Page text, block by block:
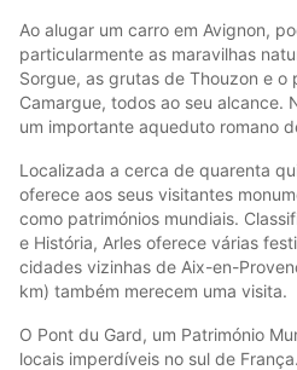
Ao alugar um carro em Avignon,
particularmente as maravilhas
Sorgue, as grutas de Thouzon e o
Camargue, todos ao seu alcance.
um importante aqueduto romano
Localizada a cerca de quarenta
oferece aos seus visitantes
como patrimónios mundiais.
e História, Arles oferece várias
cidades vizinhas de Aix-en-
km) também merecem uma visita.
O Pont du Gard, um Património
locais imperdíveis no sul de